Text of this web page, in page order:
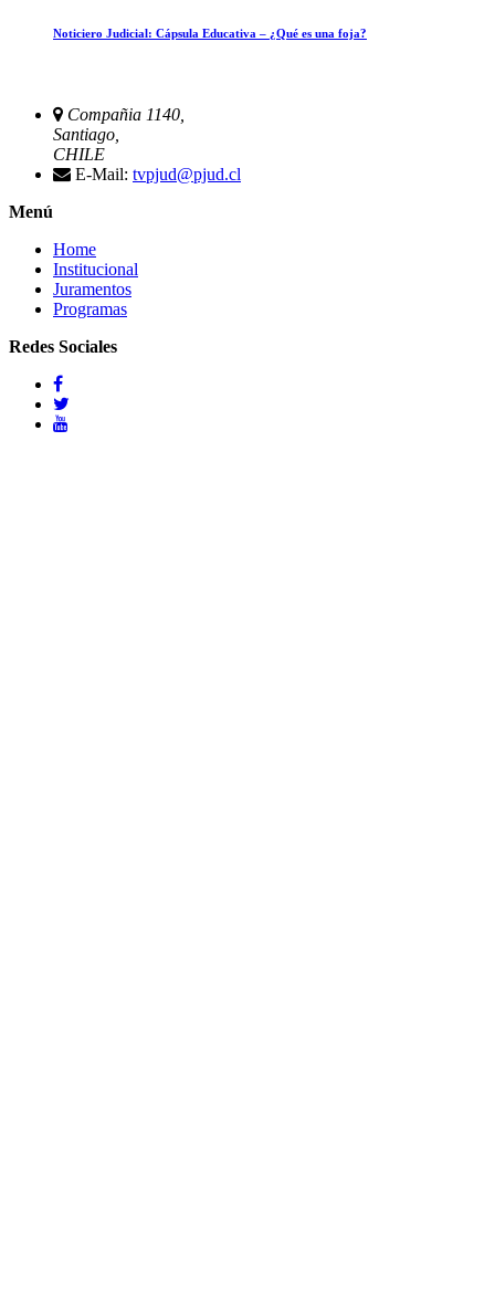
Noticiero Judicial: Cápsula Educativa – ¿Qué es una foja?
Compañia 1140,
Santiago,
CHILE
E-Mail: tvpjud@pjud.cl
Menú
Home
Institucional
Juramentos
Programas
Redes Sociales